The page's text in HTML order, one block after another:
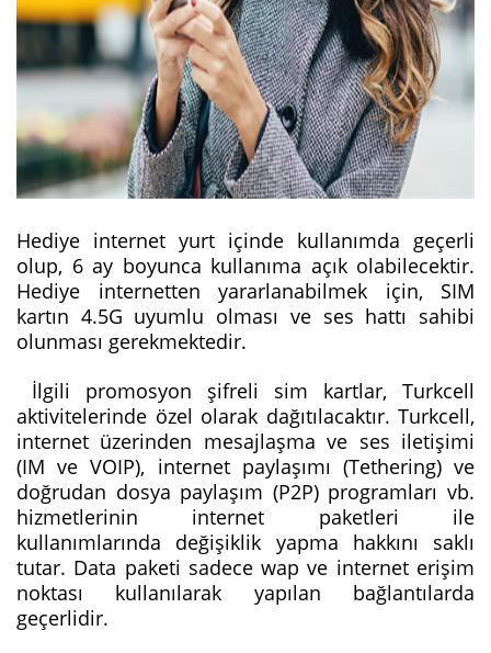
Hediye internet yurt içinde kullanımda geçerli
olup, 6 ay boyunca kullanıma açık olabilecektir.
Hediye internetten yararlanabilmek için, SIM
kartın 4.5G uyumlu olması ve ses hattı sahibi
olunması gerekmektedir.
İlgili promosyon şifreli sim kartlar, Turkcell
aktivitelerinde özel olarak dağıtılacaktır. Turkcell,
internet üzerinden mesajlaşma ve ses iletişimi
(IM ve VOIP), internet paylaşımı (Tethering) ve
doğrudan dosya paylaşım (P2P) programları vb.
hizmetlerinin internet paketleri ile
kullanımlarında değişiklik yapma hakkını saklı
tutar. Data paketi sadece wap ve internet erişim
noktası kullanılarak yapılan bağlantılarda
geçerlidir.